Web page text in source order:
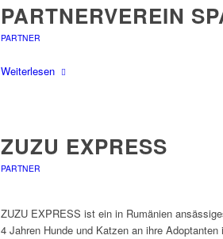
PARTNERVEREIN
PARTNER
Weiterlesen
ZUZU EXPRESS
PARTNER
ZUZU EXPRESS ist ein in Rumänien
4 Jahren Hunde und Katzen an ihre